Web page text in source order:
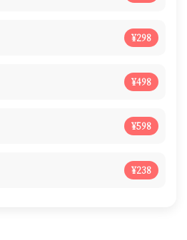
¥298
¥498
¥598
¥238